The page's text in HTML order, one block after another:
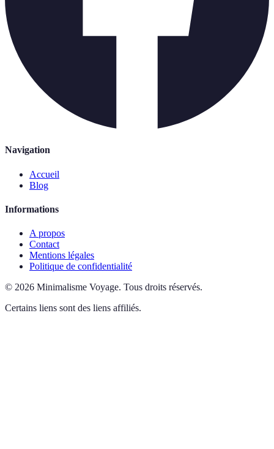
Navigation
Accueil
Blog
Informations
A propos
Contact
Mentions légales
Politique de confidentialité
© 2026 Minimalisme Voyage. Tous droits réservés.
Certains liens sont des liens affiliés.